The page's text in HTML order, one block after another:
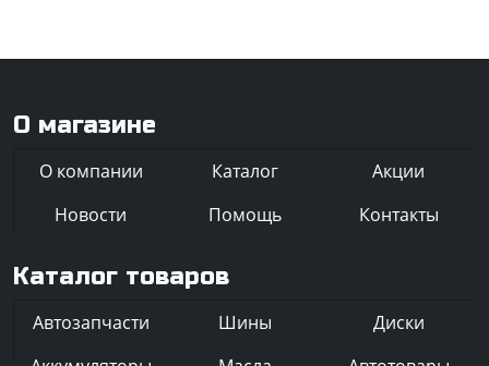
О магазине
О компании Каталог
Акции
Новости
Помощь Контакты
Каталог товаров
Автозапчасти Шины
Диски